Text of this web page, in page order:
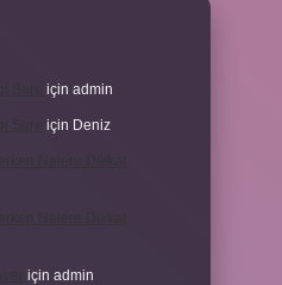
için admin
için Deniz
için admin